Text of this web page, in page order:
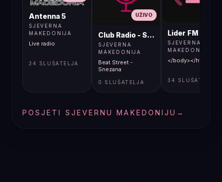
Antenna 5
SJEVERNA
MAKEDONIJA
Live radio
34 SLUŠATELJA
UŽIVO
Club Radio - Skopje, Mcedonia
SJEVERNA
MAKEDONIJA
Beat Street -
Snezana
0 SLUŠATELJA
Lider FM 107,4
SJEVERNA
MAKEDONIJA
</body></html>
34 SLUŠATELJA
POSJETI SJEVERNU MAKEDONIJU →